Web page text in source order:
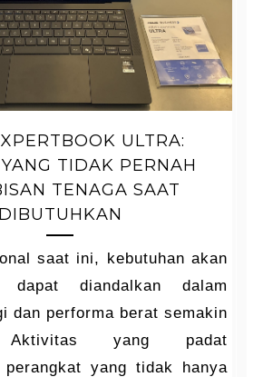
ULTRA:
TIDAK PERNAH
TENAGA SAAT
DIBUTUHKAN
saat ini, kebutuhan akan
dapat diandalkan dalam
dan performa berat semakin
Aktivitas yang padat
perangkat yang tidak hanya